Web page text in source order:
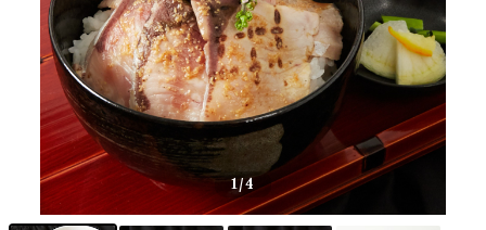
1/4